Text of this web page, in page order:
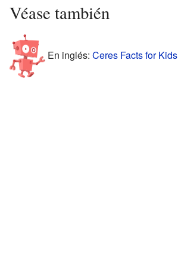
Véase también
En inglés: Ceres Facts for Kids